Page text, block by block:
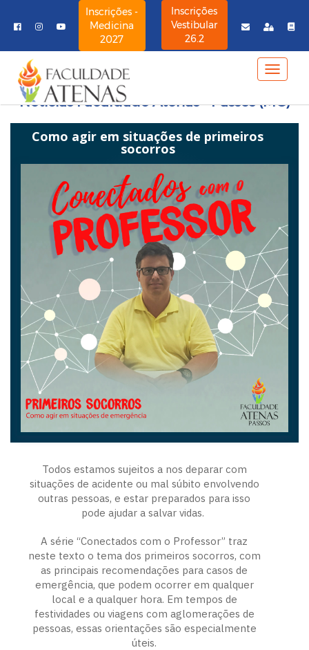
Inscrições -
Medicina
2027
Inscrições
Vestibular
26.2
MENU
Notícias Faculdade Atenas - Passos (MG)
Como agir em situações de primeiros
socorros
Todos estamos sujeitos a nos deparar com
situações de acidente ou mal súbito envolvendo
outras pessoas, e estar preparados para isso
pode ajudar a salvar vidas.
A série “Conectados com o Professor” traz
neste texto o tema dos primeiros socorros, com
as principais recomendações para casos de
emergência, que podem ocorrer em qualquer
local e a qualquer hora. Em tempos de
festividades ou viagens com aglomerações de
pessoas, essas orientações são especialmente
úteis.